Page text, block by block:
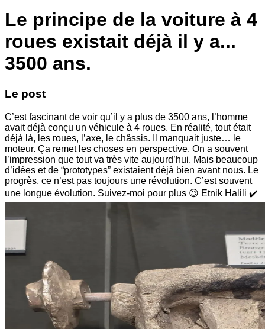
Le principe de la voiture à 4
roues existait déjà il y a...
3500 ans.
Le post
C’est fascinant de voir qu’il y a plus de 3500 ans, l’homme
avait déjà conçu un véhicule à 4 roues. En réalité, tout était
déjà là, les roues, l’axe, le châssis. Il manquait juste… le
moteur. Ça remet les choses en perspective. On a souvent
l’impression que tout va très vite aujourd’hui. Mais beaucoup
d’idées et de “prototypes” existaient déjà bien avant nous. Le
progrès, ce n’est pas toujours une révolution. C’est souvent
une longue évolution. Suivez-moi pour plus 😉 Etnik Halili ✔️